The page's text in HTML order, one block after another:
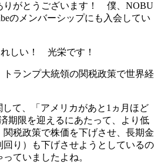
がとうございます！ 僕、NOBU
のメンバーシップにも入会してい
しい！ 光栄です！
ランプ大統領の関税政策で世界経
て、「アメリカがあと1ヵ月ほど
期限を迎えるにあたって、より低
税政策で株価を下げさせ、長期金
り）も下げさせようとしているの
ていましたよね。